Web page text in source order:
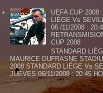
UEFA CUP 2008
LIÉGE Vs
06 /11/2008 :
CUP 2008
STANDARD
MAURICE DUFRASNE
2008 STANDARD LIÉGE Vs
JUEVES 06/11/2008 : 20:45
...